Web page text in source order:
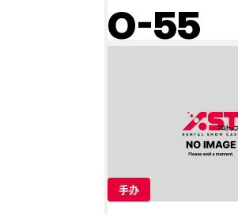
O-55
手办